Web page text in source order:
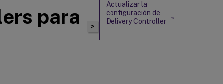
para
>
Actualizar la
configuración de
Delivery Controller
™